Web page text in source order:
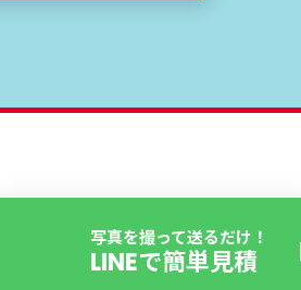
写真を撮って送るだけ！
LINEで簡単見積